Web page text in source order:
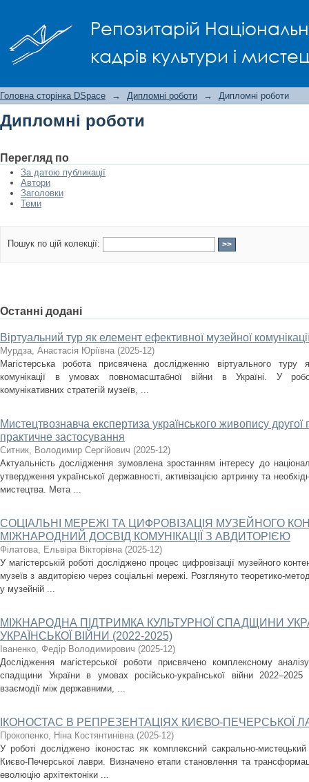
Репозитарій
кадрів культури і
Головна сторінка DSpace → Дипломні роботи → Дипломні роботи
Дипломні роботи
Перегляд по
За датою публикації
Автори
Заголовки
Теми
Пошук по цій колекції:
Останні додані
Віртуальний тур як елемент ефективної музейної
Мурдза, Анастасія Юріївна (2025-12)
Магістерська робота присвячена дослідженню віртуального туру
комунікації в умовах повномасштабної війни в Україні. У
комунікативних стратегій музеїв, ...
Мистецтвознавча експертиза українського живопису другої
практичне застосування
Ситник, Володимир Сергійович (2025-12)
Актуальність дослідження зумовлена зростанням інтересу до
утвердження української державності, активізацією артринку та
мистецтва. Мета ...
СОЦІАЛЬНІ МЕРЕЖІ ТА ЦИФРОВІЗАЦІЯ МУЗЕЙНОГО
МІЖНАРОДНИЙ ДОСВІД КОМУНІКАЦІЇ З АВДИТОРІЄЮ
Філатова, Ельвіра Вікторівна (2025-12)
У магістерській роботі досліджено процес цифровізації музейного
музеїв з авдиторією через соціальні мережі. Розглянуто теоретико-
у музейній ...
МІЖНАРОДНА ПІДТРИМКА КУЛЬТУРНОЇ СПАДЩИНИ
УКРАЇНСЬКОЇ ВІЙНИ (2022-2025)
Іваненко, Федір Володимирович (2025-12)
Дослідження магістерської роботи присвячено комплексному
спадщини України в умовах російсько-української війни
взаємодії між державними, ...
ІКОНОСТАС В РЕПРЕЗЕНТАЦІЯХ КИЄВО-ПЕЧЕРСЬКОЇ
Прокопенко, Ніна Костянтинівна (2025-12)
У роботі досліджено іконостас як комплексний сакрально-
Києво-Печерської лаври. Визначено етапи становлення та
еволюцію архітектоніки ...